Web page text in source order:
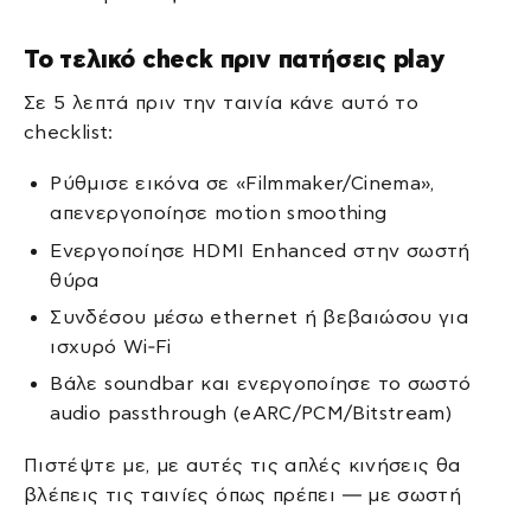
Το τελικό check πριν πατήσεις play
Σε 5 λεπτά πριν την ταινία κάνε αυτό το
checklist:
Ρύθμισε εικόνα σε «Filmmaker/Cinema»,
απενεργοποίησε motion smoothing
Ενεργοποίησε HDMI Enhanced στην σωστή
θύρα
Συνδέσου μέσω ethernet ή βεβαιώσου για
ισχυρό Wi‑Fi
Βάλε soundbar και ενεργοποίησε το σωστό
audio passthrough (eARC/PCM/Bitstream)
Πιστέψτε με, με αυτές τις απλές κινήσεις θα
βλέπεις τις ταινίες όπως πρέπει — με σωστή